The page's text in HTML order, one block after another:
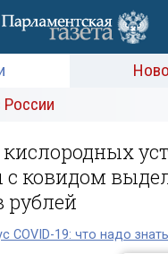
России
с ковидом
COVID-19: что надо знать